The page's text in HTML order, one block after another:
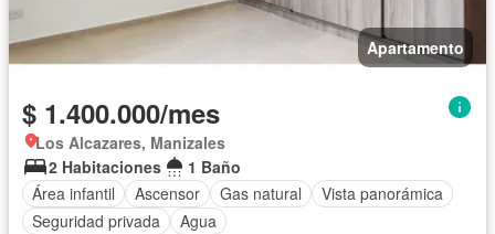
Apartamento
$ 1.400.000/mes
Los Alcazares, Manizales
2 Habitaciones
1 Baño
Área infantil
Ascensor Gas natural
Vista panorámica
Seguridad privada
Agua